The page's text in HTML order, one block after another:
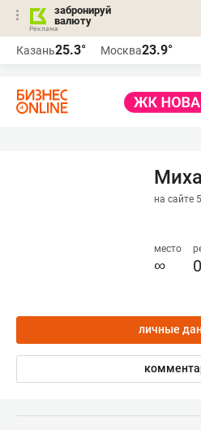
забронируй
валюту
Казань25.3° Москва23.9°
на сайте
место
∞ 0
личные